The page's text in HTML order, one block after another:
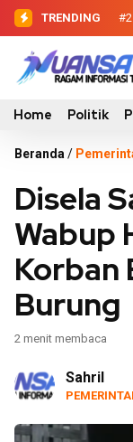
TRENDING #2
#3
Home Politik
Beranda /
Disela
Wabup
Korban
Burung
2 menit membaca
Sahril